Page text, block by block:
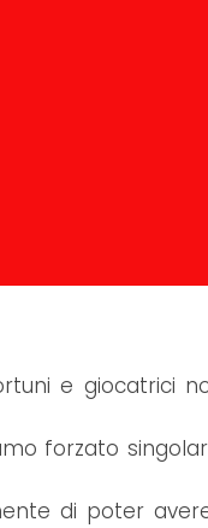
e giocatrici
forzato
di poter